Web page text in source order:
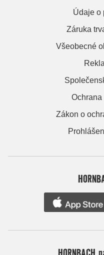
Údaje o
Záruka
Všeobecné
Ochrana
Zákon o